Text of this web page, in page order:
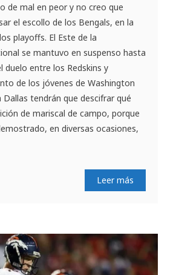
de mal en peor y no creo que
el escollo de los Bengals, en la
playoffs. El Este de la
se mantuvo en suspenso hasta
duelo entre los Redskins y
de los jóvenes de Washington
tendrán que descifrar qué
de mariscal de campo, porque
en diversas ocasiones,
Leer más